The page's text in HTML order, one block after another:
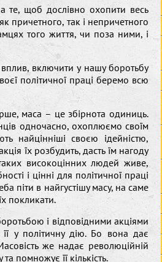
те, щоб дослівно охопити весь
причетного, так і непричетного
того життя, чи поза ними, і
включити у нашу боротьбу
політичної праці беремо всю
маса – це збірнота одиниць.
одночасно, охоплюємо своїм
найцінніші своєю ідейністю,
їх розбудить, дасть їм нагоду
високоцінних людей живе,
і цінні для політичної праці
піти в найгустішу масу, на саме
покликати.
і відповідними акціями
у політичну дію. Бо вона дає
же надає революційній
помножує її кількість.